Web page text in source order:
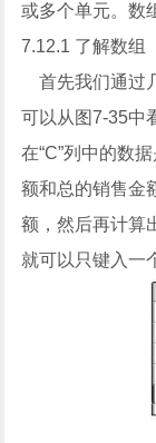
或多个单元。数
7.12.1 了解数组
首先我们通过
可以从图7-35中
在“C”列中的数
额和总的销售金
额，然后再计算
就可以只键入一